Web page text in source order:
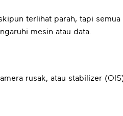
terlihat parah, tapi
mesin atau data.
rusak, atau stabilizer